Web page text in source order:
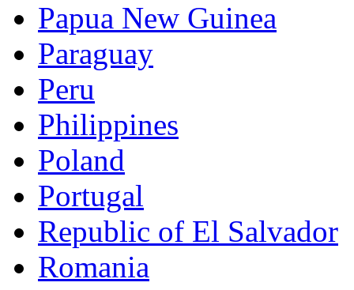
Papua New Guinea
Paraguay
Peru
Philippines
Poland
Portugal
Republic of El Salvador
Romania